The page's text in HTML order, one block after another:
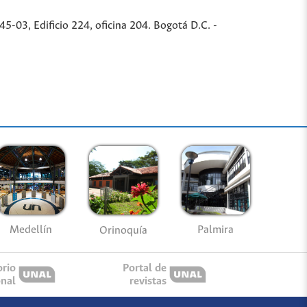
03, Edificio 224, oficina 204. Bogotá D.C. -
Medellín Orinoquía Palmira
Portal de
revistas